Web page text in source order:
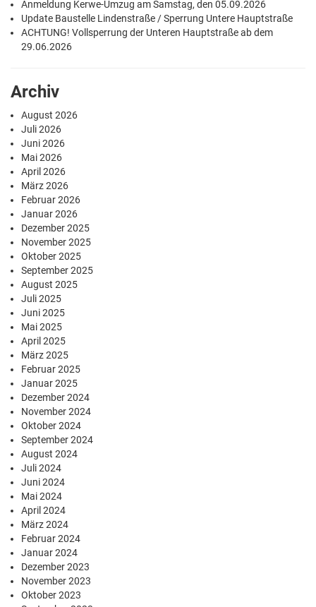
Anmeldung Kerwe-Umzug am Samstag, den 05.09.2026
Update Baustelle Lindenstraße / Sperrung Untere Hauptstraße
ACHTUNG! Vollsperrung der Unteren Hauptstraße ab dem
29.06.2026
Archiv
August 2026
Juli 2026
Juni 2026
Mai 2026
April 2026
März 2026
Februar 2026
Januar 2026
Dezember 2025
November 2025
Oktober 2025
September 2025
August 2025
Juli 2025
Juni 2025
Mai 2025
April 2025
März 2025
Februar 2025
Januar 2025
Dezember 2024
November 2024
Oktober 2024
September 2024
August 2024
Juli 2024
Juni 2024
Mai 2024
April 2024
März 2024
Februar 2024
Januar 2024
Dezember 2023
November 2023
Oktober 2023